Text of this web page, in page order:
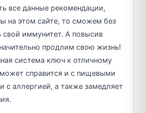
все данные рекомендации,
на этом сайте, то сможем без
свой иммунитет. А повысив
продлим свою жизнь!
система ключ к отличному
справится и с пищевыми
с аллергией, а также замедляет